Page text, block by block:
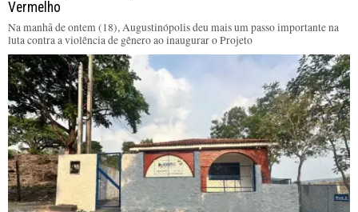
Vermelho
Na manhã de ontem (18), Augustinópolis deu mais um passo importante na
luta contra a violência de gênero ao inaugurar o Projeto